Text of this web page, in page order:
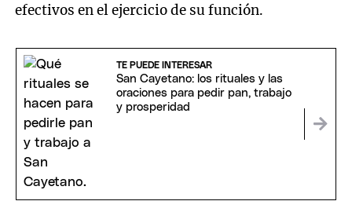
efectivos en el ejercicio de su función.
TE PUEDE INTERESAR
San Cayetano: los rituales y las
oraciones para pedir pan, trabajo
y prosperidad